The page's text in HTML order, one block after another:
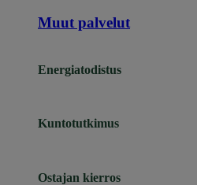
Muut palvelut
Energiatodistus
Kuntotutkimus
Ostajan kierros